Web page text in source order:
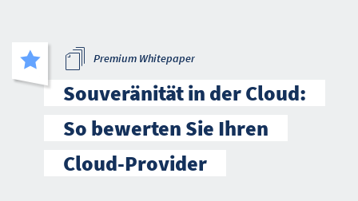
Premium Whitepaper
Souveränität in der Cloud:
So bewerten Sie Ihren
Cloud-Provider